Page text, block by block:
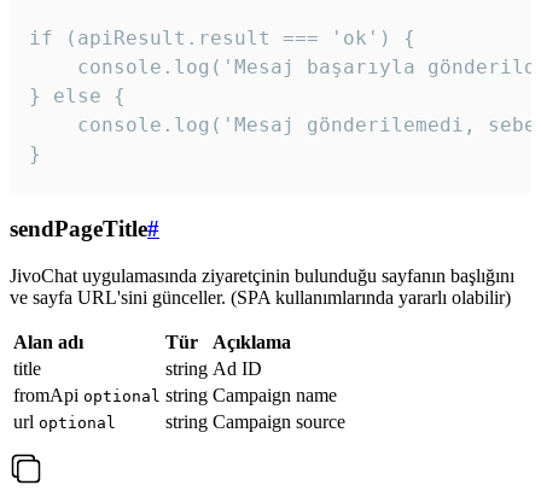
if (apiResult.result === 'ok') {
console.log('Mesaj başarıyla
} else {
console.log('Mesaj gönderilemedi,
}
sendPageTitle#
JivoChat uygulamasında ziyaretçinin bulunduğu sayfanın başlığını
ve sayfa URL'sini günceller. (SPA kullanımlarında yararlı olabilir)
Alan adı Tür
Açıklama
title
string Ad ID
fromApi optional string Campaign name
url optional string Campaign source